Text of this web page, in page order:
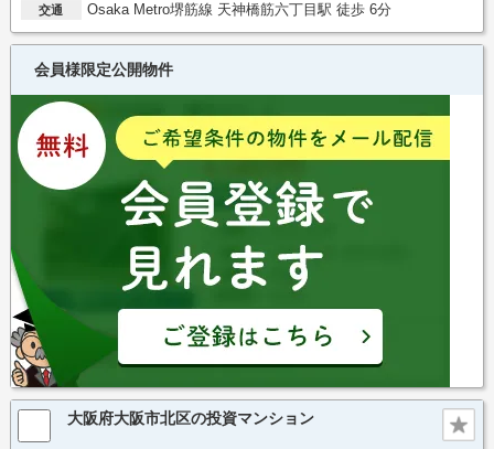
交通 Osaka Metro堺筋線 天神橋筋六丁目駅 徒歩 6分
会員様限定公開物件
大阪府大阪市北区の投資マンション